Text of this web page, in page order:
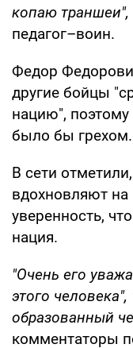
копаю траншеи",
педагог–воин.
Федор
другие бойцы
нацию", поэтому
было бы грехом.
В сети
вдохновляют
уверенность,
нация.
"Очень его
этого
образованный
комментаторы